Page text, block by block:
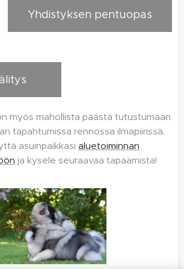
Yhdistyksen pentuopas
myös mahollista päästä tutustumaan
tapahtumissa rennossa ilmapiirissä.
asuinpaikkasi aluetoiminnan
ja kysele seuraavaa tapaamista!